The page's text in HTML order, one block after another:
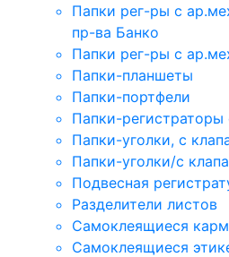
Папки рег-ры с
пр-ва Банко
Папки рег-ры с
Папки-планшеты
Папки-портфели
Папки-
Папки-уголки, с
Папки-уголки/с
Подвесная
Разделители листов
Самоклеящиеся
Самоклеящиеся